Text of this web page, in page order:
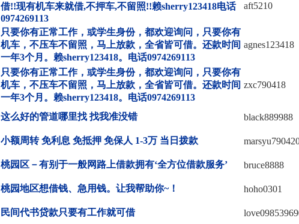
借!!现有机车来就借,不押车,不留照!!赖sherry123418电话
0974269113
aft5210
只要你有正常工作，或学生身份，都欢迎询问，只要你有
机车，不压车不留照，马上放款，全省皆可借。还款时间
一年3个月。赖sherry123418。电话0974269113
agnes123418
只要你有正常工作，或学生身份，都欢迎询问，只要你有
机车，不压车不留照，马上放款，全省皆可借。还款时间
一年3个月。赖sherry123418。电话0974269113
zxc790418
这么好的管道哪里找 找我准没错 black889988
小额周转 免利息 免抵押 免保人 1-3万 当日拨款
桃园区－有别于一般网路上借款拥有‘全方位借款服务’
bruce8888
桃园地区想借钱、急用钱。让我帮助你~！
hoho0301
民间代书贷款只要有工作就可借